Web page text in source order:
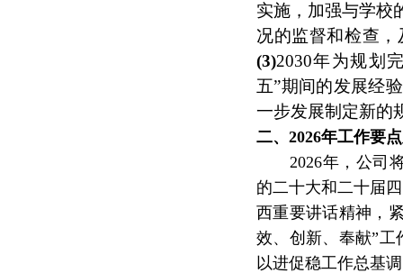
实施，加强与学校
况的监督和检查
(3)2030年为规划
五”期间的发展经
一步发展制定新的
二、2026年工作要
2026年，公司
的二十大和二十届
西重要讲话精神，
效、创新、奉献”工
以进促稳工作总基